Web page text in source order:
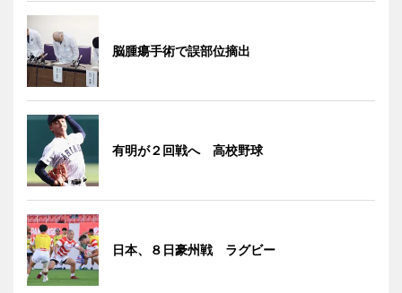
脳腫瘍手術で誤部位摘出
有明が２回戦へ 高校野球
日本、８日豪州戦 ラグビー